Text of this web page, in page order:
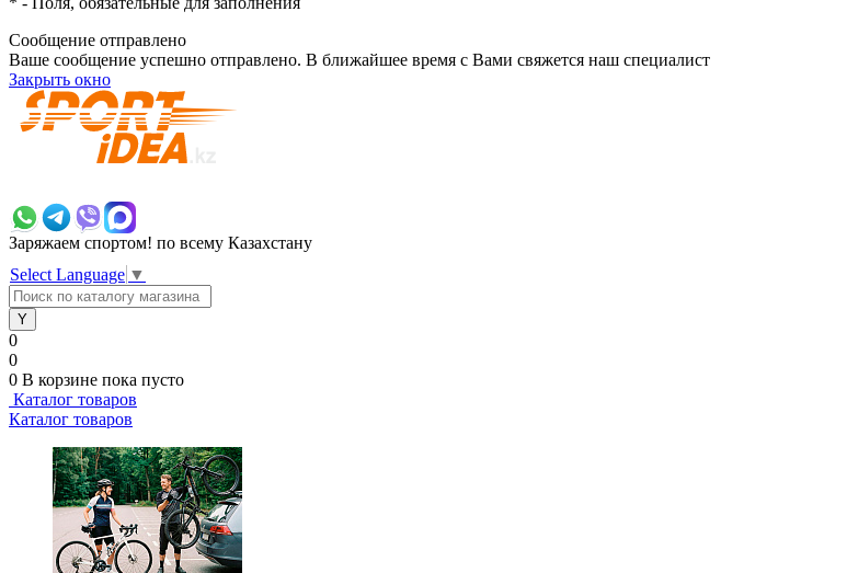
Сообщение отправлено
Ваше сообщение успешно отправлено. В ближайшее время с Вами свяжется наш специалист
Закрыть окно
Заряжаем спортом! по всему Казахстану
Select Language ▼
0
0
0 В корзине пока пусто
Каталог товаров
Каталог товаров